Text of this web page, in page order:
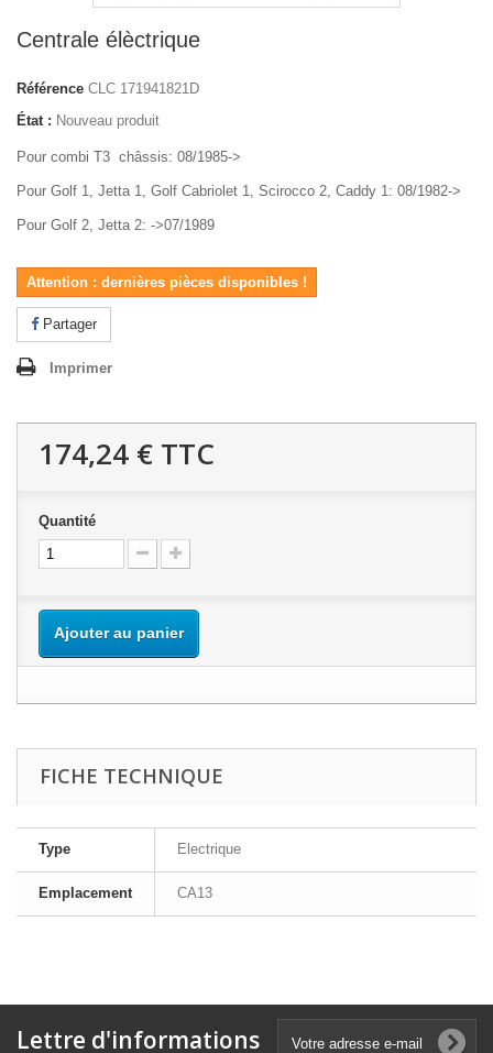
Centrale élèctrique
Référence CLC 171941821D
État : Nouveau produit
Pour combi T3 châssis: 08/1985->
Pour Golf 1, Jetta 1, Golf Cabriolet 1, Scirocco 2, Caddy 1: 08/1982->
Pour Golf 2, Jetta 2: ->07/1989
Attention : dernières pièces disponibles !
Partager
Imprimer
174,24 € TTC
Quantité
Ajouter au panier
FICHE TECHNIQUE
Type Electrique
Emplacement CA13
Lettre d'informations